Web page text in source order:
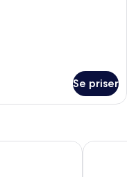
Se priser
Centre